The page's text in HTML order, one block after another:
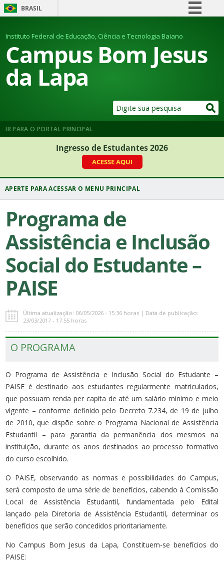
BRASIL
Comunica BR
Participe
Instituto Federal de Educação, Ciência e Tecnologia Baiano
Campus Bom Jesus
da Lapa
IR PARA O PORTAL PRINCIPAL
Ingresso de Estudantes 2026
ACESSE AQUI
Programa de
Assistência e Inclusão
Social do Estudante –
PAISE
Última atualização: 06/05/2026 - 15:36 horas | Data de publicação:
23/03/2017 - 17:55 horas
O PROGRAMA
O Programa de Assistência e Inclusão Social do Estudante –
PAISE é destinado aos estudantes regularmente matriculados,
que possuam renda per capita de até um salário mínimo e meio
vigente – conforme definido pelo Decreto 7.234, de 19 de julho
de 2010, que dispõe sobre o Programa Nacional de Assistência
Estudantil – para garantia da permanência dos mesmos na
instituição, durante os anos destinados ao processo formativo
do curso escolhido.
O PAISE, observando as normas e possibilidades do Campus,
será composto de uma série de benefícios, cabendo à Comissão
Local de Assistência Estudantil, fundamentada pelo Edital
lançado pela Diretoria de Assistência Estudantil, determinar os
benefícios que serão concedidos prioritariamente.
No Campus Bom Jesus da Lapa, Constituem-se benefícios do
PAISE: